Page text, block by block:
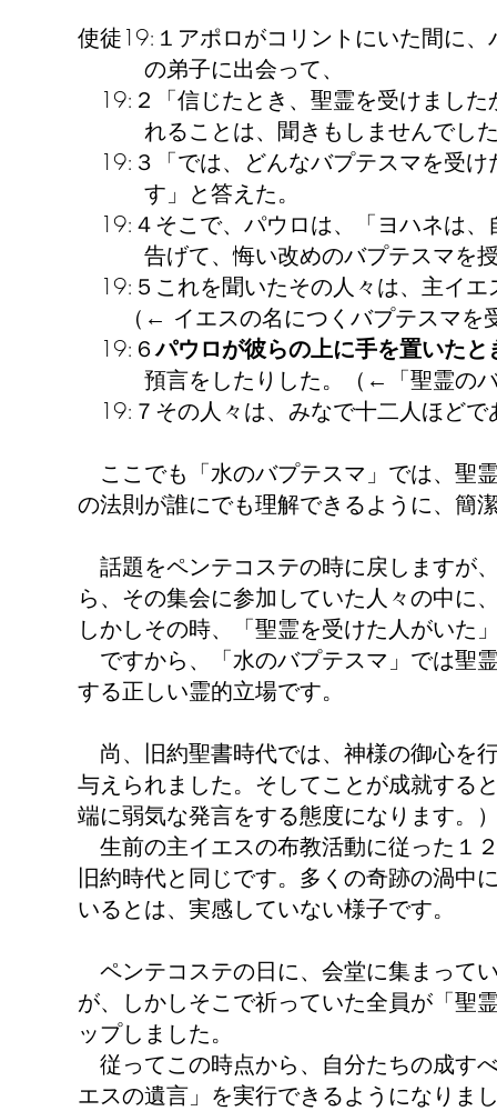
使徒19:１アポロがコリントにいた間に
の弟子に出会って、
19:２「信じたとき、聖霊を受けまし
れることは、聞きもしませんでした
19:３「では、どんなバプテスマを受
す」と答えた。
19:４そこで、パウロは、「ヨハネは
告げて、悔い改めのバプテスマを授
19:５これを聞いたその人々は、主イ
（← イエスの名につくバプテスマを
19:６パウロが彼らの上に手を置いた
預言をしたりした。（←「聖霊のバ
19:７その人々は、みなで十二人ほどで
ここでも「水のバプテスマ」では、聖
の法則が誰にでも理解できるように、簡
話題をペンテコステの時に戻しますが
ら、その集会に参加していた人々の中に
しかしその時、「聖霊を受けた人がいた
ですから、「水のバプテスマ」では聖
する正しい霊的立場です。
尚、旧約聖書時代では、神様の御心を
与えられました。そしてことが成就する
端に弱気な発言をする態度になります。
生前の主イエスの布教活動に従った１
旧約時代と同じです。多くの奇跡の渦中
いるとは、実感していない様子です。
ペンテコステの日に、会堂に集まって
が、しかしそこで祈っていた全員が「聖
ップしました。
従ってこの時点から、自分たちの成す
エスの遺言」を実行できるようになりま